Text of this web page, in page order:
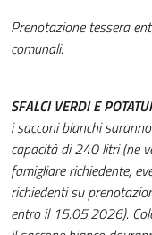
Prenotazione tessera
comunali.
SFALCI VERDI E
i sacconi bianchi
capacità di 240 litri (ne
famigliare richiedente,
richiedenti su
entro il 15.05.2026).